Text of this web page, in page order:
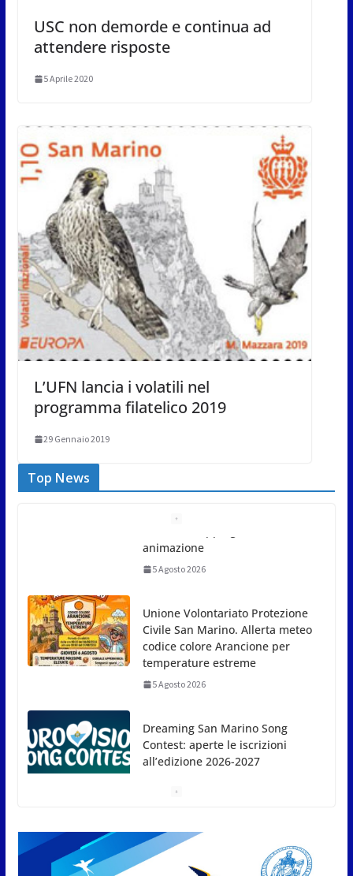
USC non demorde e continua ad
attendere risposte
5 Aprile 2020
L’UFN lancia i volatili nel
programma filatelico 2019
29 Gennaio 2019
Top News
Unione Volontariato Protezione
Civile San Marino. Allerta meteo
5 Agosto 2026
Dreaming San Marino Song
Contest: aperte le iscrizioni
5 Agosto 2026
Compak: Renato Ragini vince il
Pesca sportiva, tre prove di